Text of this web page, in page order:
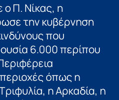
Π. Νίκας, η
την κυβέρνηση
που
6.000 περίπου
όπως η
η Αρκαδία, η